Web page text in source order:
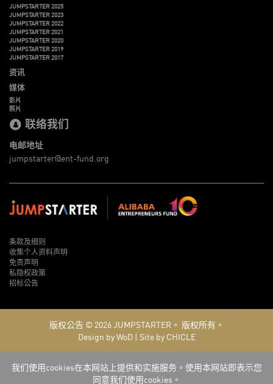
JUMPSTARTER 2025
JUMPSTARTER 2023
JUMPSTARTER 2022
JUMPSTARTER 2021
JUMPSTARTER 2020
JUMPSTARTER 2019
JUMPSTARTER 2017
资讯
媒体
影片
照片
联络我们
电邮地址
jumpstarter@ent-fund.org
条款及细则
收集个人资料声明
免责声明
私隐权政策
招标公告
版权公告 © 2026JUMPSTARTER。 版权所有。
Design by WoD| Site by CHICLE
我们使用cookies在本网站上提供和实施服务。使用本网站即表示您
同意我们使用cookies。